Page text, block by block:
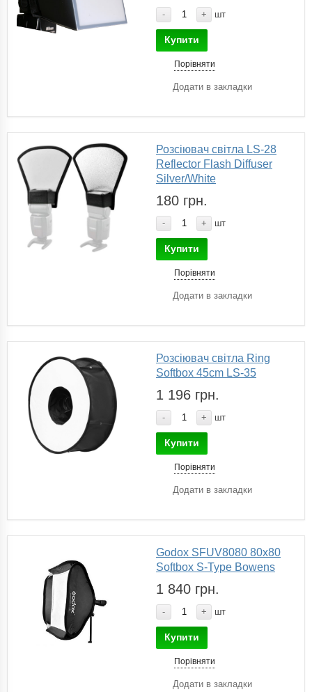
- + шт
Купити
Порівняти
Додати в закладки
Розсіювач світла LS-28
Reflector Flash Diffuser
Silver/White
180 грн.
- + шт
Купити
Порівняти
Додати в закладки
Розсіювач світла Ring
Softbox 45cm LS-35
1 196 грн.
- + шт
Купити
Порівняти
Додати в закладки
Godox SFUV8080 80x80
Softbox S-Type Bowens
1 840 грн.
- + шт
Купити
Порівняти
Додати в закладки